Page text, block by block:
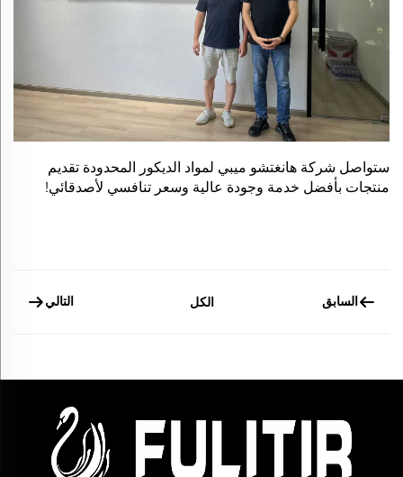
ستواصل شركة هانغتشو ميبي لمواد الديكور المحدودة تقديم
منتجات بأفضل خدمة وجودة عالية وسعر تنافسي لأصدقائي!
السابق الكل التالي